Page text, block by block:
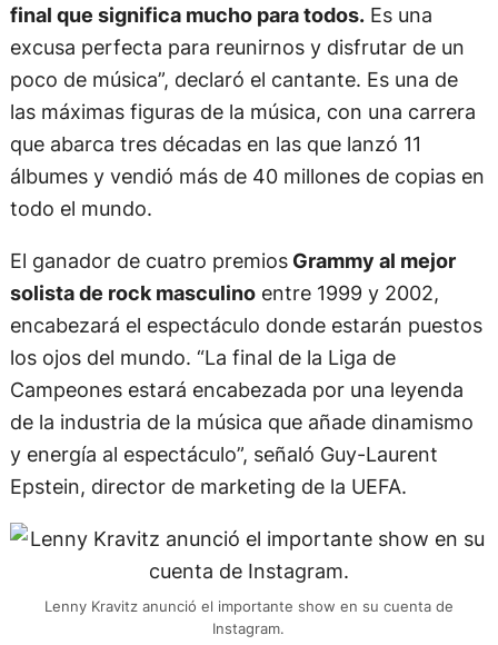
final que significa mucho para todos.Es una
excusa perfecta para reunirnos y disfrutar de un
poco de música”, declaró el cantante. Es una de
las máximas figuras de la música, con una carrera
que abarca tres décadas en las que lanzó 11
álbumes y vendió más de 40 millones de copias en
todo el mundo.
El ganador de cuatro premiosGrammy al mejor
solista de rock masculinoentre 1999 y 2002,
encabezará el espectáculo donde estarán puestos
los ojos del mundo. “La final de la Liga de
Campeones estará encabezada por una leyenda
de la industria de la música que añade dinamismo
y energía al espectáculo”, señaló Guy-Laurent
Epstein, director de marketing de la UEFA.
Lenny Kravitz anunció el importante show en su cuenta de
Instagram.